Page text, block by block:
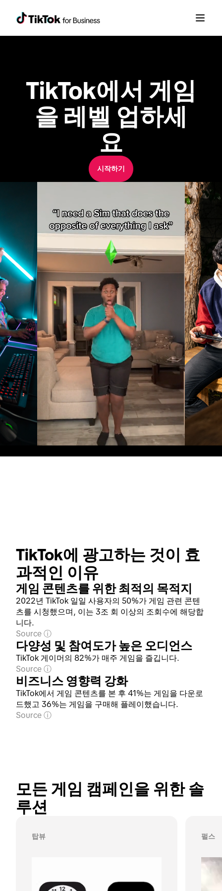
TikTok에서 게임
을 레벨 업하세
요
시작하기
TikTok에 광고하는 것이 효
과적인 이유
게임 콘텐츠를 위한 최적의 목적지
2022년 TikTok 일일 사용자의 50%가 게임 관련 콘텐
츠를 시청했으며, 이는 3조 회 이상의 조회수에 해당합
니다.
Source
다양성 및 참여도가 높은 오디언스
TikTok 게이머의 82%가 매주 게임을 즐깁니다.
Source
비즈니스 영향력 강화
TikTok에서 게임 콘텐츠를 본 후 41%는 게임을 다운로
드했고 36%는 게임을 구매해 플레이했습니다.
Source
모든 게임 캠페인을 위한 솔
루션
탑뷰 펄스